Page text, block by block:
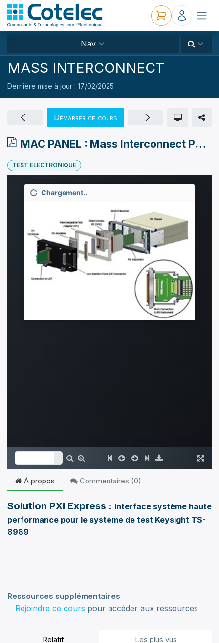
Nav
MASS INTERCONNECT
Dernière mise à jour : 17/02/2025
Relatif Les plus vus
MAC PANEL : Mass Interconnect PXI /// SCOUT Express
Démarrer ce cours
TEST ELECTRONIQUE
À propos Commentaires (0)
Solution PXI Express : Interface système haute
performance pour le système de test Keysight TS-
8989
Ressources supplémentaires
Rejoindre ce cours pour accéder aux ressources